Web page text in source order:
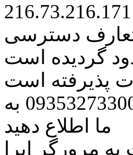
216.73.216.171
دسترسی
گردیده است
پذیرفته است
مراتب این مسئله را از طریق شماره تلفن 09353273300 به
ما اطلاع دهید
مرورگر اپرا